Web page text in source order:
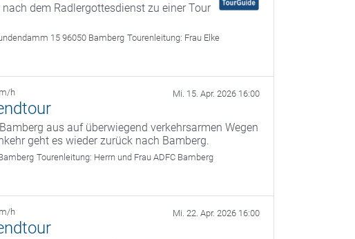
dem Radlergottesdienst zu einer Tour
15 96050 Bamberg Tourenleitung: Frau Elke
h Mi. 15. Apr. 2026 16:00
aus auf überwiegend verkehrsarmen Wegen
geht es wieder zurück nach Bamberg.
Tourenleitung: Herrn und Frau ADFC Bamberg
h Mi. 22. Apr. 2026 16:00